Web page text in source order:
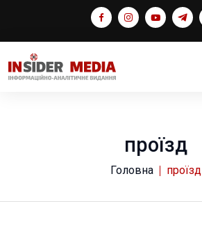
проїзд
Головна проїзд